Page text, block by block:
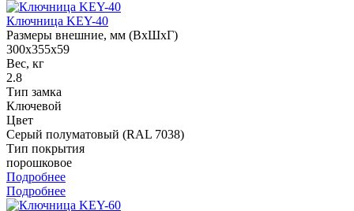
Ключница KEY-40
Размеры внешние, мм (ВхШхГ)
300x355x59
Вес, кг
2.8
Тип замка
Ключевой
Цвет
Серый полуматовый (RAL 7038)
Тип покрытия
порошковое
Подробнее
Подробнее